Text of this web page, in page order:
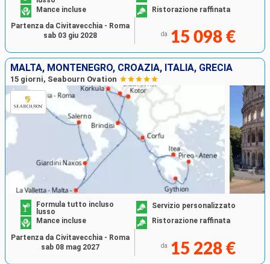
Mance incluse
Ristorazione raffinata
da 15 098 €
Partenza da Civitavecchia - Roma
sab 03 giu 2028
MALTA, MONTENEGRO, CROAZIA, ITALIA, GRECIA
15 giorni, Seabourn Ovation
Formula tutto incluso
lusso
Servizio personalizzato
Mance incluse
Ristorazione raffinata
da 15 228 €
Partenza da Civitavecchia - Roma
sab 08 mag 2027